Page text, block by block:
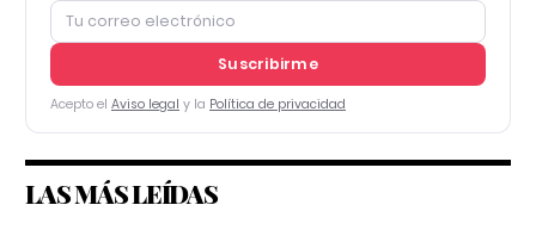
Suscribirme
Acepto el Aviso legal y la Política de privacidad
LAS MÁS LEÍDAS